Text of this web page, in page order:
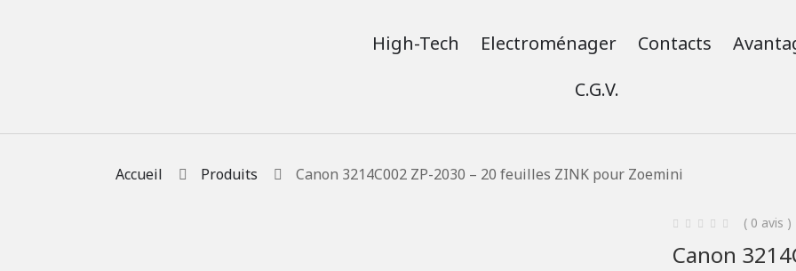
High-Tech Electroménager Contacts
C.G.V.
Accueil Produits Canon 3214C002 ZP-2030 – 20 feuilles ZINK pour Zoemini
( 0 avis )
Canon